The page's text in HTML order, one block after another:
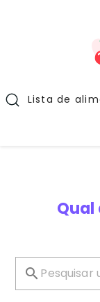
Lista de